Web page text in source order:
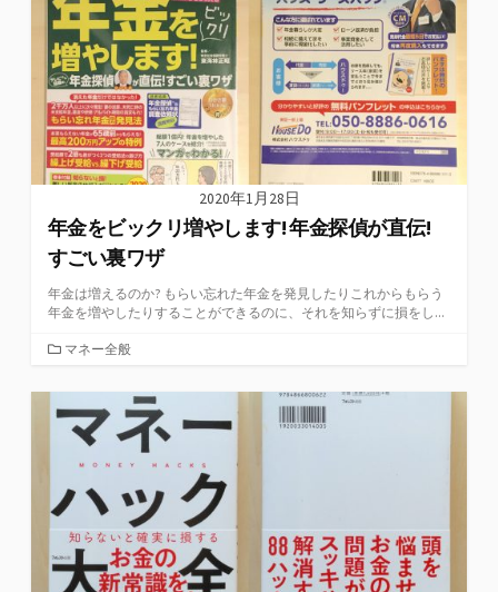
ー
2020年1月28日
年金をビックリ増やします! 年金探偵が直伝!
すごい裏ワザ
年金は増えるのか? もらい忘れた年金を発見したりこれからもらう
年金を増やしたりすることができるのに、それを知らずに損をし...
カ
ゴ
リ
ー
マネー全般